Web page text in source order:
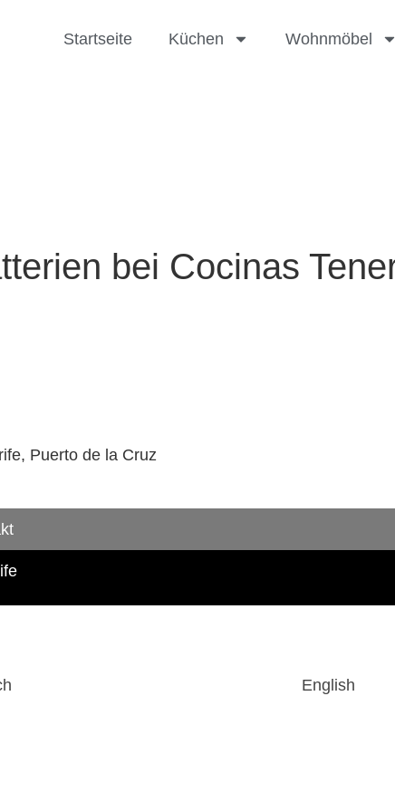
Startseite Küchen Wohnmöbel
bei Cocinas
Puerto de la Cruz
English